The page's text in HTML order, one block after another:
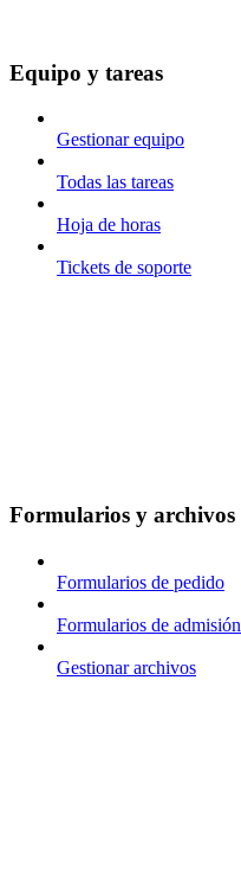
Equipo y tareas
Gestionar equipo
Todas las tareas
Hoja de horas
Tickets de soporte
Formularios y archivos
Formularios de pedido
Formularios de admisión
Gestionar archivos